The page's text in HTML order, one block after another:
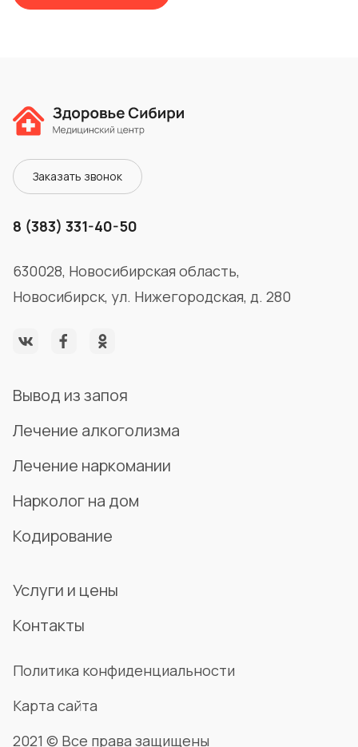
Заказать звонок
8 (383) 331-40-50
630028, Новосибирская область,
Новосибирск, ул. Нижегородская, д. 280
Вывод из запоя
Лечение алкоголизма
Лечение наркомании
Нарколог на дом
Кодирование
Услуги и цены
Контакты
Политика конфиденциальности
Карта сайта
2021 © Все права защищены